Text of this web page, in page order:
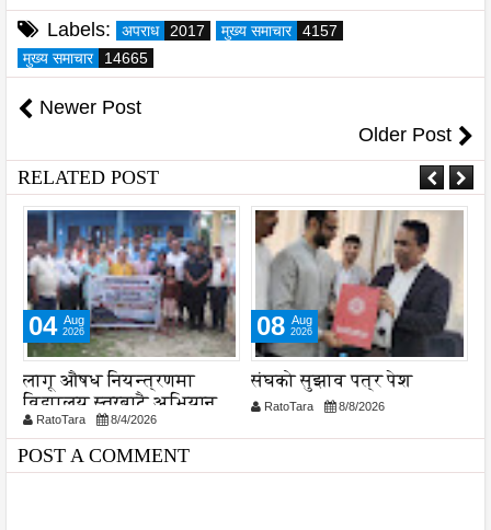
Labels: अपराध 2017 मुख्य समाचार
4157
मुख्य समाचार
14665
Newer Post
Older Post
RELATED POST
08 Aug
2026
संघको सुझाव पत्र पेश
RatoTara 8/8/2026
05 Aug
2026
नेपाल आयल निगमको
प्रादेशिक कार्यालयमा छापा
POST A COMMENT